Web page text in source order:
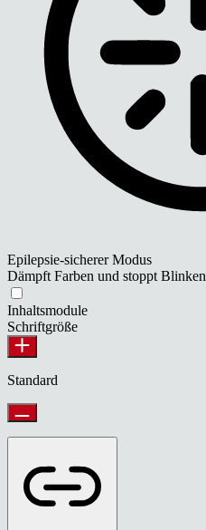
Epilepsie-sicherer Modus
Dämpft Farben und stoppt Blinken
Inhaltsmodule
Schriftgröße
Standard